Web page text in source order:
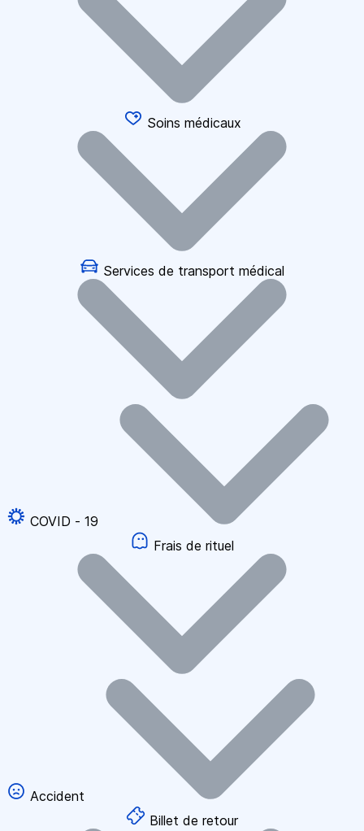
Soins médicaux
Services de transport médical
COVID - 19
Frais de rituel
Accident
Billet de retour